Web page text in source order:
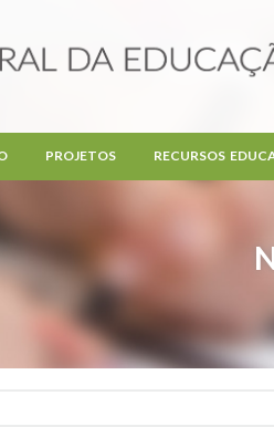
PROJETOS RECURSOS